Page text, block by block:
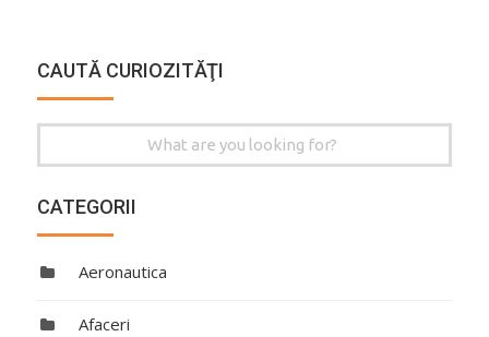
CAUTĂ CURIOZITĂŢI
for:
CATEGORII
Aeronautica
Afaceri